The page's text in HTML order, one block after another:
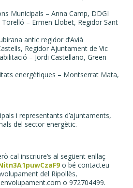
Municipals – Anna Camp, DDGI
Torelló – Ermen Llobet, Regidor Sant
antic regidor d’Avià
Regidor Ajuntament de Vic
– Jordi Castellano, Green
energètiques – Montserrat Mata,
i representants d’ajuntaments,
del sector energètic.
cal inscriure’s al següent enllaç
o bé contacteu
del Ripollès,
o 972704499.